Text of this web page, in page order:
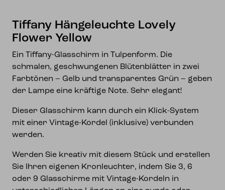
Tiffany Hängeleuchte Lovely
Flower Yellow
Ein Tiffany-Glasschirm in Tulpenform. Die
schmalen, geschwungenen Blütenblätter in zwei
Farbtönen – Gelb und transparentes Grün – geben
der Lampe eine kräftige Note. Sehr elegant!
Dieser Glasschirm kann durch ein Klick-System
mit einer Vintage-Kordel (inklusive) verbunden
werden.
Werden Sie kreativ mit diesem Stück und erstellen
Sie Ihren eigenen Kronleuchter, indem Sie 3, 6
oder 9 Glasschirme mit Vintage-Kordeln in